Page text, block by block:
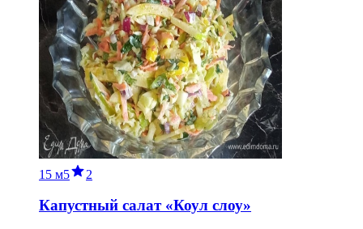
15 м5 2
Капустный салат «Коул слоу»